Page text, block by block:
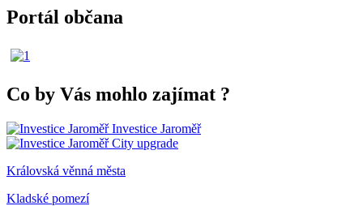
Portál občana
Co by Vás mohlo zajímat ?
Investice Jaroměř
City upgrade
Královská věnná města
Kladské pomezí